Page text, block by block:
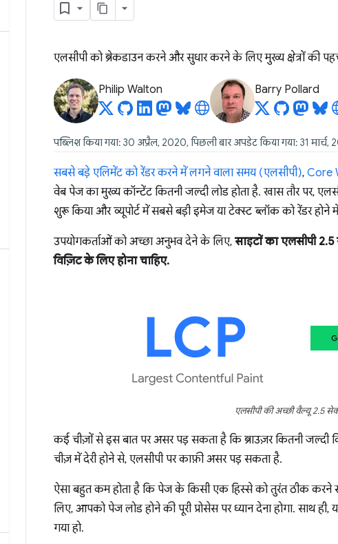
एलसीपी को ब्रेकडाउन करने और सुधार करने के लिए मुख्य क्षेत्रों की
Philip Walton Barry Pollard
पब्लिश किया गया: 30 अप्रैल, 2020, पिछली बार अपडेट किया गया: 31 मार्च,
सबसे बड़े एलिमेंट को रेंडर करने में लगने वाला समय (एलसीपी), Core
वेब पेज का मुख्य कॉन्टेंट कितनी जल्दी लोड होता है. खास तौर पर,
शुरू किया और व्यूपोर्ट में सबसे बड़ी इमेज या टेक्स्ट ब्लॉक को रेंडर होने
उपयोगकर्ताओं को अच्छा अनुभव देने के लिए, साइटों का एलसीपी
विज़िट के लिए होना चाहिए.
एलसीपी की अच्छी वैल्यू 2.5
कई चीज़ों से इस बात पर असर पड़ सकता है कि ब्राउज़र कितनी
चीज़ में देरी होने से, एलसीपी पर काफ़ी असर पड़ सकता है.
ऐसा बहुत कम होता है कि पेज के किसी एक हिस्से को तुरंत ठीक करने
लिए, आपको पेज लोड होने की पूरी प्रोसेस पर ध्यान देना होगा. साथ
गया हो.